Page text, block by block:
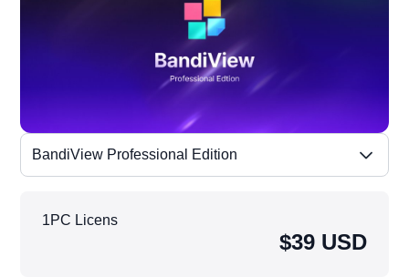
BandiView Professional Edition
1PC Licens
$39 USD